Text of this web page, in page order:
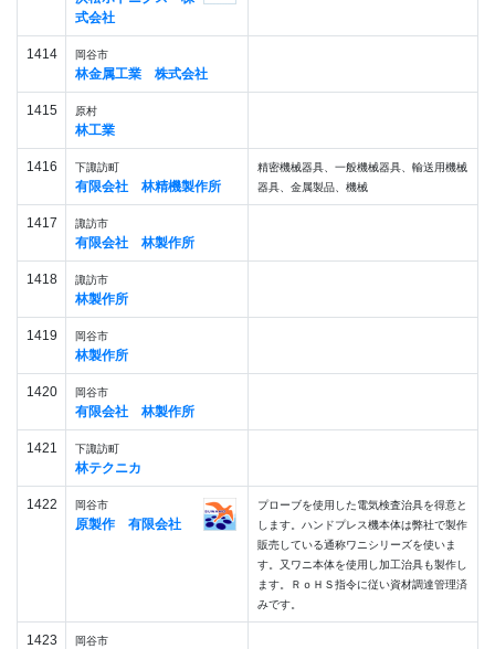
式会社
1414 岡谷市
林金属工業 株式会社
1415 原村
林工業
1416 下諏訪町
有限会社 林精機製作所
精密機械器具、一般機械器具、輸送用機械
器具、金属製品、機械
1417 諏訪市
有限会社 林製作所
1418 諏訪市
林製作所
1419 岡谷市
林製作所
1420 岡谷市
有限会社 林製作所
1421 下諏訪町
林テクニカ
1422 岡谷市
原製作 有限会社
プローブを使用した電気検査治具を得意と
します。ハンドプレス機本体は弊社で製作
販売している通称ワニシリーズを使いま
す。又ワニ本体を使用し加工治具も製作し
ます。ＲｏＨＳ指令に従い資材調達管理済
みです。
1423 岡谷市